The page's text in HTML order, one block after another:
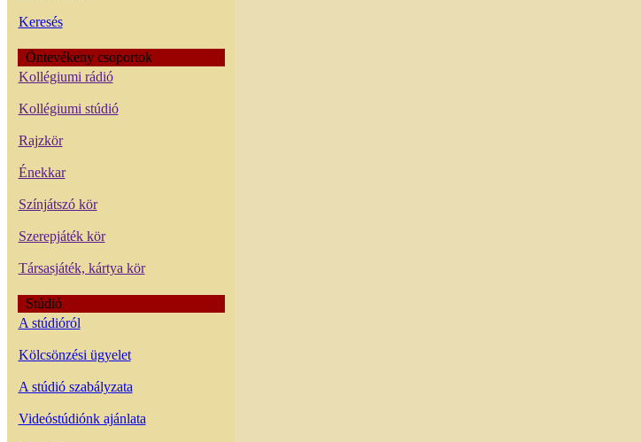
Keresés
Öntevékeny csoportok
Kollégiumi rádió
Kollégiumi stúdió
Rajzkör
Énekkar
Színjátszó kör
Szerepjáték kör
Társasjáték, kártya kör
Stúdió
A stúdióról
Kölcsönzési ügyelet
A stúdió szabályzata
Videóstúdiónk ajánlata